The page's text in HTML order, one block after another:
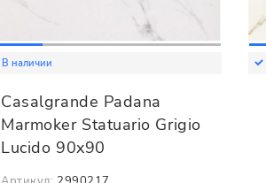
В наличии
Casalgrande Padana
Marmoker Statuario Grigio
Lucido 90x90